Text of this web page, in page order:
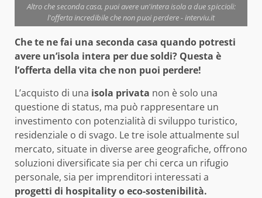
Altro che seconda casa, puoi avere un'intera isola a due spiccioli:
l'offerta incredibile che non puoi perdere - interviu.it
Che te ne fai una seconda casa quando potresti
avere un’isola intera per due soldi? Questa è
l’offerta della vita che non puoi perdere!
L’acquisto di una isola privata non è solo una
questione di status, ma può rappresentare un
investimento con potenzialità di sviluppo turistico,
residenziale o di svago. Le tre isole attualmente sul
mercato, situate in diverse aree geografiche, offrono
soluzioni diversificate sia per chi cerca un rifugio
personale, sia per imprenditori interessati a
progetti di hospitality o eco-sostenibilità.